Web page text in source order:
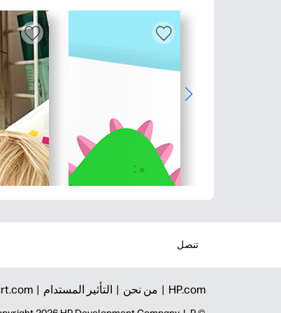
تنصل
HP.com | من نحن | التأثير المستدام | |